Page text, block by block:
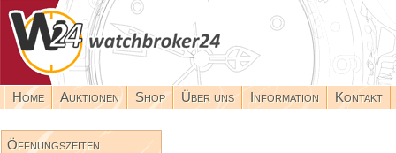
Home Auktionen Shop Über uns Information Kontakt
Öffnungszeiten